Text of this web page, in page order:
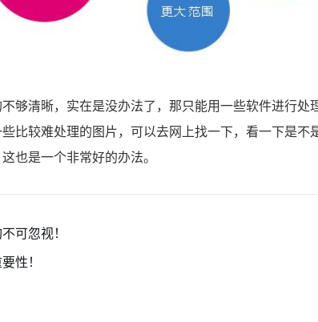
够清晰，实在是没办法了，那只能用一些软件进行
比较难处理的图片，可以去网上找一下，看一下是
也是一个非常好的办法。
可忽视！
性！